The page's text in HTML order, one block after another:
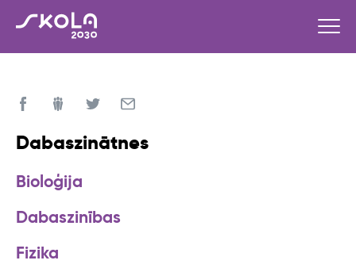
Dabaszinātnes
Bioloģija
Dabaszinības
Fizika